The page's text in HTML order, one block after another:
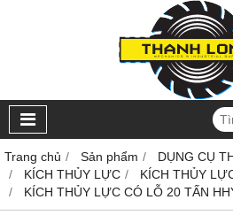
Trang chủ Sản phẩm
DỤNG CỤ
KÍCH THỦY LỰC
KÍCH THỦY
KÍCH THỦY LỰC CÓ LỖ 20 TẤN